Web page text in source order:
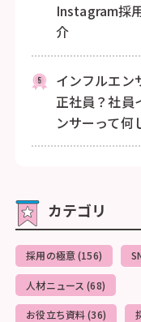
Instagram採
介
インフルエン
正社員？社員
ンサーって何
カテゴリ
採用の極意 (156)
人材ニュース (68)
お役立ち資料 (36)